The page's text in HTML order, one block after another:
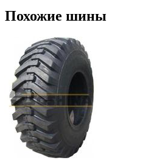
Похожие шины